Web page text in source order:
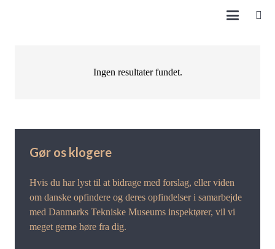
Ingen resultater fundet.
Gør os klogere
Hvis du har lyst til at bidrage med forslag, eller viden
om danske opfindere og deres opfindelser i samarbejde
med Danmarks Tekniske Museums inspektører, vil vi
meget gerne høre fra dig.